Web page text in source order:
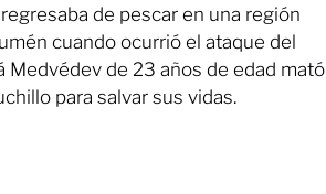
de pescar en una región
cuando ocurrió el ataque del
Medvédev de 23 años de edad mató
para salvar sus vidas.